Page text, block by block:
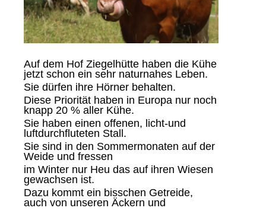
Auf dem Hof Ziegelhütte haben die Kühe
jetzt schon ein sehr naturnahes Leben.
Sie dürfen ihre Hörner behalten.
Diese Priorität haben in Europa nur noch
knapp 20 % aller Kühe.
Sie haben einen offenen, licht-und
luftdurchfluteten Stall.
Sie sind in den Sommermonaten auf der
Weide und fressen
im Winter nur Heu das auf ihren Wiesen
gewachsen ist.
Dazu kommt ein bisschen Getreide,
auch von unseren Äckern und